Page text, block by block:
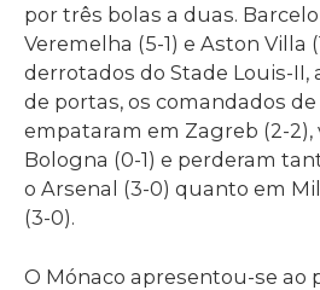
por três bolas a duas.
Veremelha (5-1) e Aston Villa
derrotados do Stade Louis-II,
de portas, os comandados
empataram em Zagreb (2-2),
Bologna (0-1) e perderam
o Arsenal (3-0) quanto em
(3-0).
O Mónaco apresentou-se